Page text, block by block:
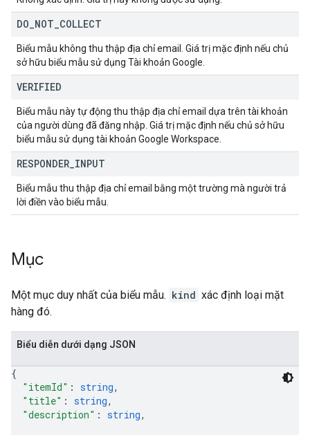
DO NOT COLLECT
Biểu mẫu không thu thập địa chỉ email. Giá trị mặc định nếu chủ
sở hữu biểu mẫu sử dụng Tài khoản Google.
VERIFIED
Biểu mẫu này tự động thu thập địa chỉ email dựa trên tài khoản
của người dùng đã đăng nhập. Giá trị mặc định nếu chủ sở hữu
biểu mẫu sử dụng tài khoản Google Workspace.
RESPONDER INPUT
Biểu mẫu thu thập địa chỉ email bằng một trường mà người trả
lời điền vào biểu mẫu.
Mục
Một mục duy nhất của biểu mẫu. kind xác định loại mặt
hàng đó.
Biểu diễn dưới dạng JSON
{
"itemId" : string,
"title" : string,
"description" : string,